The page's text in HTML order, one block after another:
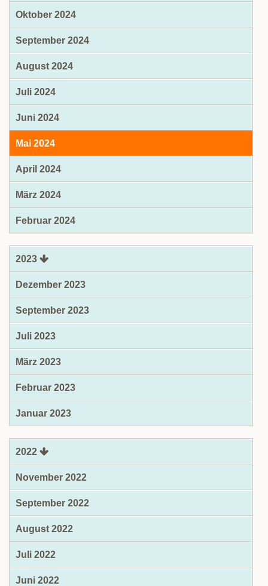
Oktober 2024
September 2024
August 2024
Juli 2024
Juni 2024
Mai 2024
April 2024
März 2024
Februar 2024
2023
Dezember 2023
September 2023
Juli 2023
März 2023
Februar 2023
Januar 2023
2022
November 2022
September 2022
August 2022
Juli 2022
Juni 2022